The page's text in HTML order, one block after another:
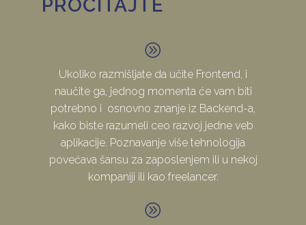
PROČITAJTE
A
A
Ukoliko razmišljate da učite Frontend, i
naučite ga, jednog momenta će vam biti
potrebno i osnovno znanje iz Backend-a,
kako biste razumeli ceo razvoj jedne veb
aplikacije. Poznavanje više tehnologija
povećava šansu za zaposlenjem ili u nekoj
kompaniji ili kao freelancer.
A
A